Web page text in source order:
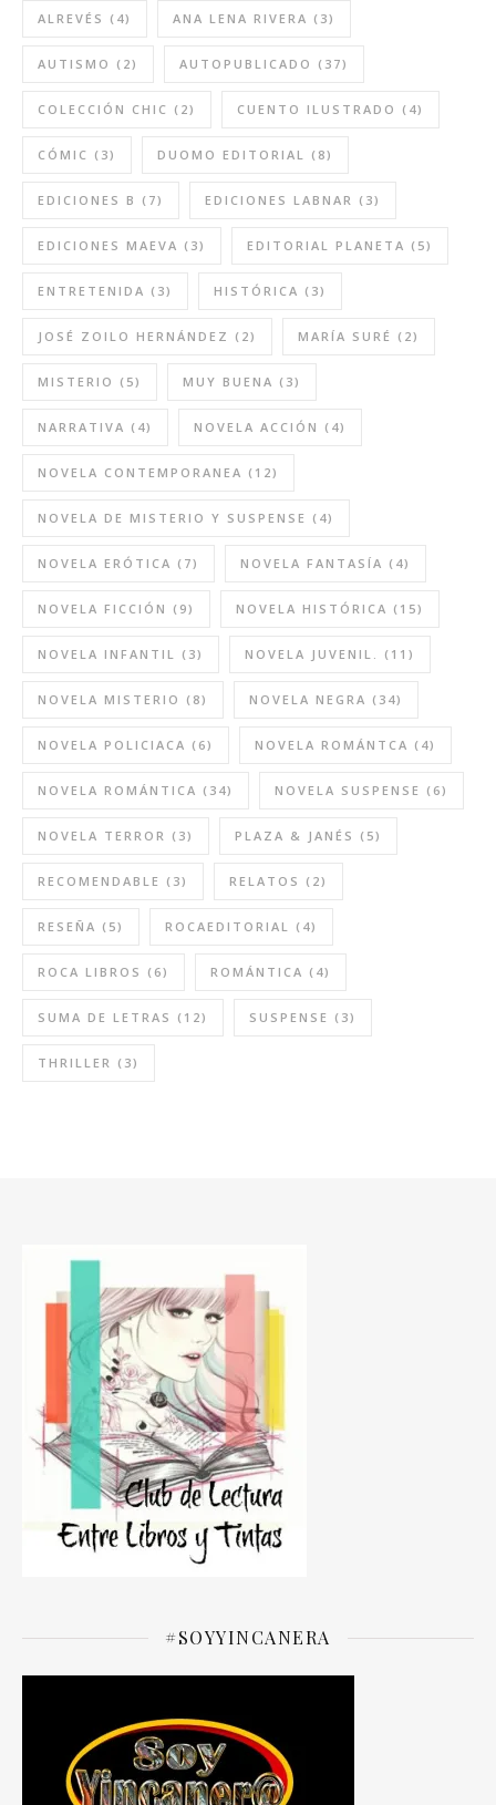
ALREVÉS (4) ANA LENA RIVERA (3)
AUTISMO (2) AUTOPUBLICADO (37)
COLECCIÓN CHIC (2) CUENTO ILUSTRADO (4)
CÓMIC (3) DUOMO EDITORIAL (8)
EDICIONES B (7) EDICIONES LABNAR (3)
EDICIONES MAEVA (3) EDITORIAL PLANETA (5)
ENTRETENIDA (3) HISTÓRICA (3)
JOSÉ ZOILO HERNÁNDEZ (2) MARÍA SURÉ (2)
MISTERIO (5) MUY BUENA (3)
NARRATIVA (4) NOVELA ACCIÓN (4)
NOVELA CONTEMPORANEA (12)
NOVELA DE MISTERIO Y SUSPENSE (4)
NOVELA ERÓTICA (7) NOVELA FANTASÍA (4)
NOVELA FICCIÓN (9) NOVELA HISTÓRICA (15)
NOVELA INFANTIL (3) NOVELA JUVENIL. (11)
NOVELA MISTERIO (8) NOVELA NEGRA (34)
NOVELA POLICIACA (6) NOVELA ROMÁNTCA (4)
NOVELA ROMÁNTICA (34) NOVELA SUSPENSE (6)
NOVELA TERROR (3) PLAZA & JANÉS (5)
RECOMENDABLE (3) RELATOS (2)
RESEÑA (5) ROCAEDITORIAL (4)
ROCA LIBROS (6) ROMÁNTICA (4)
SUMA DE LETRAS (12) SUSPENSE (3)
THRILLER (3)
#SOYYINCANERA